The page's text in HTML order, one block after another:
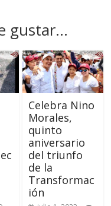
gustar...
Celebra Nino
Morales,
quinto
aniversario
del triunfo
de la
Transformac
ión